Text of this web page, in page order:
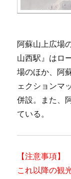
阿蘇山上広場
山西駅』はロ
場のほか、阿
ェクションマ
併設。また、
ている。
【注意事項】
これ以降の観